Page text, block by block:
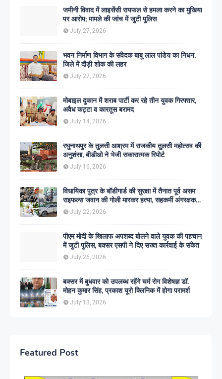
जमीनी विवाद में लाइसेंसी रायफल से हमला करने का मुखिया
पर आरोप; मामले की जांच में जुटी पुलिस
July 27, 2026
भवन निर्माण विभाग के संवेदक बाबू लाल पांडेय का निधन,
जिले में दौड़ी शोक की लहर
July 27, 2026
मोबाइल दुकान में शराब पार्टी कर रहे तीन युवक गिरफ्तार,
अवैध कट्टा व कारतूस बरामद
July 14, 2026
रघुनाथपुर के तुलसी आश्रम में राजकीय तुलसी महोत्सव की
अनुशंसा, बीडीओ ने भेजी सकारात्मक रिपोर्ट
July 16, 2026
विधायिका पुत्र के बॉडीगार्ड की सुरक्षा में तैनात पूर्व असम
राइफल्स जवान की गोली मारकर हत्या, सहकर्मी अंगरक्षक
गिरफ्तार
July 22, 2026
पीएम मोदी के खिलाफ अपशब्द बोलने वाले युवक की पहचान
में जुटी पुलिस, बक्सर एसपी ने दिए सख्त कार्रवाई के संकेत
July 26, 2026
बक्सर में बुधवार को उपलब्ध रहेंगे चर्म रोग विशेषज्ञ डॉ.
मोहन कुमार सिंह, प्रकाश यूरो क्लिनिक में होगा परामर्श
July 13, 2026
Featured Post